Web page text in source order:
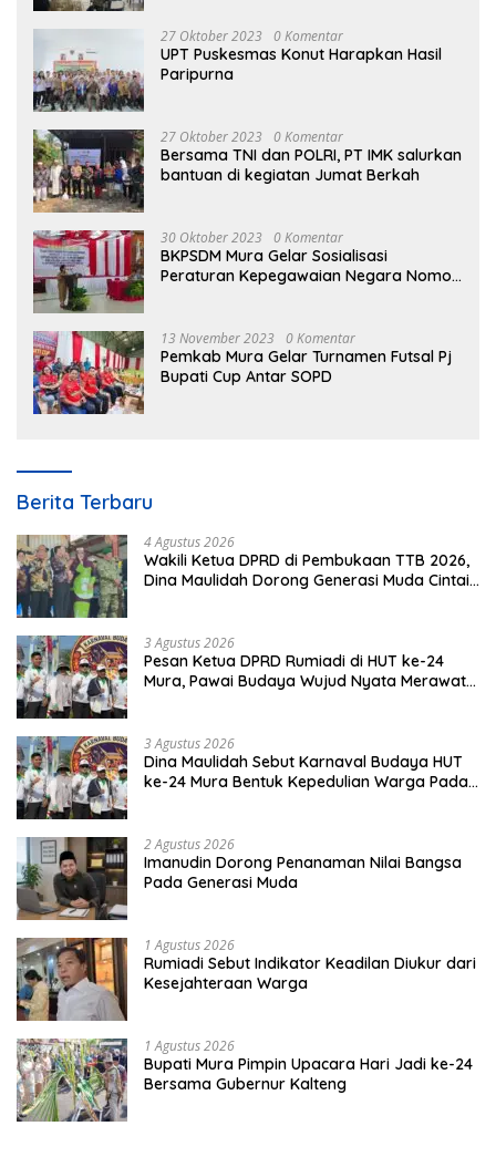
27 Oktober 2023 0 Komentar
UPT Puskesmas Konut Harapkan Hasil
Paripurna
27 Oktober 2023 0 Komentar
Bersama TNI dan POLRI, PT IMK salurkan
bantuan di kegiatan Jumat Berkah
30 Oktober 2023 0 Komentar
BKPSDM Mura Gelar Sosialisasi
Peraturan Kepegawaian Negara Nomor
13 November 2023 0 Komentar
Pemkab Mura Gelar Turnamen Futsal Pj
Bupati Cup Antar SOPD
Berita Terbaru
4 Agustus 2026
Wakili Ketua DPRD di Pembukaan TTB 2026,
Dina Maulidah Dorong Generasi Muda Cintai
3 Agustus 2026
Pesan Ketua DPRD Rumiadi di HUT ke-24
Mura, Pawai Budaya Wujud Nyata Merawat
3 Agustus 2026
Dina Maulidah Sebut Karnaval Budaya HUT
ke-24 Mura Bentuk Kepedulian Warga Pada
2 Agustus 2026
Imanudin Dorong Penanaman Nilai Bangsa
Pada Generasi Muda
1 Agustus 2026
Rumiadi Sebut Indikator Keadilan Diukur dari
Kesejahteraan Warga
1 Agustus 2026
Bupati Mura Pimpin Upacara Hari Jadi ke-24
Bersama Gubernur Kalteng